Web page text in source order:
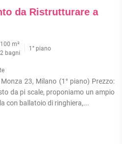
da Ristrutturare a
100 m²
2 bagni
1° piano
23, Milano (1° piano) Prezzo:
da pi scale, proponiamo un ampio
con ballatoio di ringhiera,...